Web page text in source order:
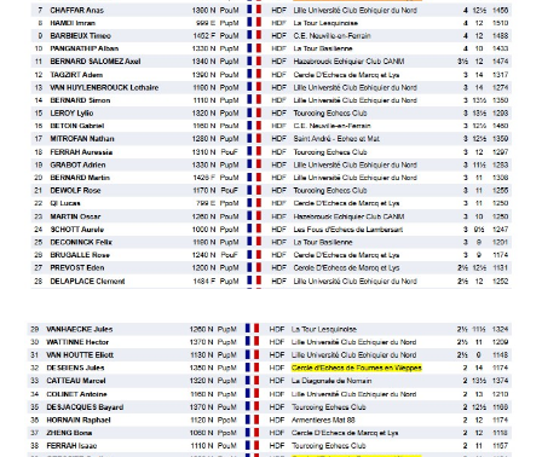
» Autres associations
» Scouts de France
CONTACT